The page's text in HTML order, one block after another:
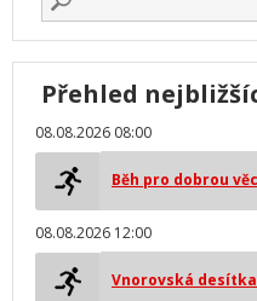
Přehled
08.08.2026 08:00
Běh pro dobrou věc
08.08.2026 12:00
Vnorovská desítka